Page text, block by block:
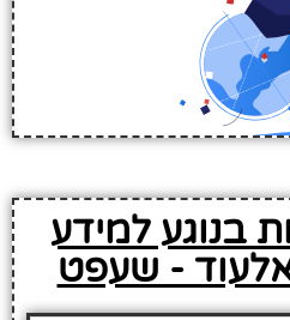
בנוגע למידע
אלעוד - שעפט